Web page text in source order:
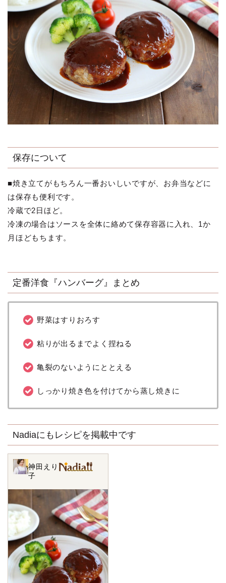
保存について
■焼き立てがもちろん一番おいしいですが、お弁当などに
は保存も便利です。
冷蔵で2日ほど。
冷凍の場合はソースを全体に絡めて保存容器に入れ、1か
月ほどもちます。
定番洋食『ハンバーグ』まとめ
野菜はすりおろす
粘りが出るまでよく捏ねる
亀裂のないようにととえる
しっかり焼き色を付けてから蒸し焼きに
Nadiaにもレシピを掲載中です
神田えり
子